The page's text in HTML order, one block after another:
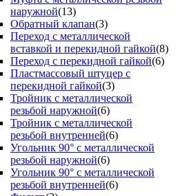
наружной(13)
Обратный клапан(3)
Переход с металлической
вставкой и перекидной гайкой(8)
Переход с перекидной гайкой(6)
Пластмассовый штуцер с
перекидной гайкой(3)
Тройник с металлической
резьбой наружной(6)
Тройник с металлической
резьбой внутренней(6)
Угольник 90° с металлической
резьбой наружной(6)
Угольник 90° с металлической
резьбой внутренней(6)